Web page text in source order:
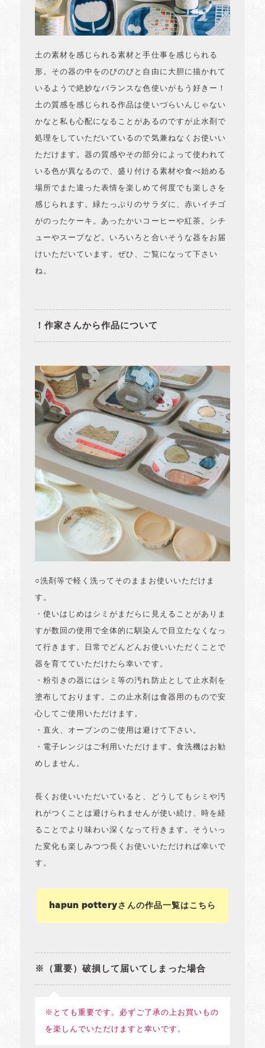
土の素材を感じられる素材と手仕事を感じられる
形。その器の中をのびのびと自由に大胆に描かれて
いるようで絶妙なバランスな色使いがもう好きー！
土の質感を感じられる作品は使いづらいんじゃない
かなと私も心配になることがあるのですが止水剤で
処理をしていただいているので気兼ねなくお使いい
ただけます。器の質感やその部分によって使われて
いる色が異なるので、盛り付ける素材や食べ始める
場所でまた違った表情を楽しめて何度でも楽しさを
感じられます。緑たっぷりのサラダに、赤いイチゴ
がのったケーキ。あったかいコーヒーや紅茶。シチ
ューやスープなど。いろいろと合いそうな器をお届
けいただいています。ぜひ、ご覧になって下さい
ね。
！作家さんから作品について
○洗剤等で軽く洗ってそのままお使いいただけま
す。
・使いはじめはシミがまだらに見えることがありま
すが数回の使用で全体的に馴染んで目立たなくなっ
て行きます。日常でどんどんお使いいただくことで
器を育てていただけたら幸いです。
・粉引きの器にはシミ等の汚れ防止として止水剤を
塗布しております。この止水剤は食器用のもので安
心してご使用いただけます。
・直火、オーブンのご使用は避けて下さい。
・電子レンジはご利用いただけます。食洗機はお勧
めしません。
長くお使いいただいていると、どうしてもシミや汚
れがつくことは避けられませんが使い続け、時を経
ることでより味わい深くなって行きます。そういっ
た変化も楽しみつつ長くお使いいただければ幸いで
す。
hapun potteryさんの作品一覧はこちら
※（重要）破損して届いてしまった場合
※とても重要です。必ずご了承の上お買いもの
を楽しんでいただけますと幸いです。